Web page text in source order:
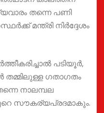
തന്നെ പണി
മന്ത്രി നിർദ്ദേശം
പടിയൂർ,
ഗതാഗതം
നാലമ്പല
സൗകര്യപ്രദമാകും.